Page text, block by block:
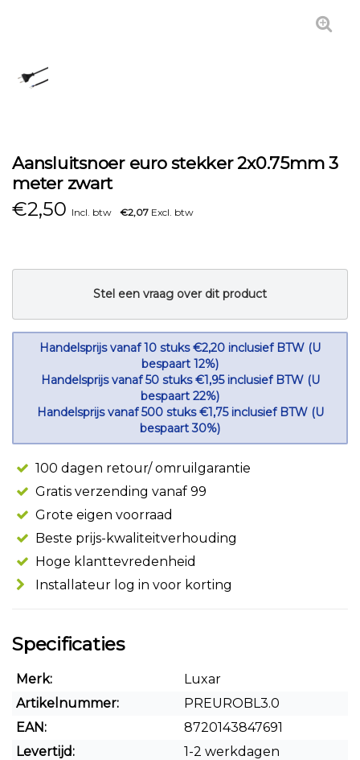
Aansluitsnoer euro stekker 2x0.75mm 3
meter zwart
€2,50 Incl. btw €2,07 Excl. btw
Stel een vraag over dit product
Handelsprijs vanaf 10 stuks €2,20 inclusief BTW (U
bespaart 12%)
Handelsprijs vanaf 50 stuks €1,95 inclusief BTW (U
bespaart 22%)
Handelsprijs vanaf 500 stuks €1,75 inclusief BTW (U
bespaart 30%)
100 dagen retour/ omruilgarantie
Gratis verzending vanaf 99
Grote eigen voorraad
Beste prijs-kwaliteitverhouding
Hoge klanttevredenheid
Installateur log in voor korting
Specificaties
Merk:
Luxar
Artikelnummer:
PREUROBL3.0
EAN:
8720143847691
Levertijd:
1-2 werkdagen